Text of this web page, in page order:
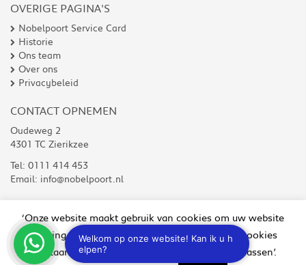
OVERIGE PAGINA'S
Nobelpoort Service Card
Historie
Ons team
Over ons
Privacybeleid
CONTACT OPNEMEN
Oudeweg 2
4301 TC Zierikzee
Tel: 0111 414 453
Email: info@nobelpoort.nl
© Copyright 2026 De Nobelpoort
‘Onze website maakt gebruik van cookies om uw website
ervaring te verbeteren. Wilt u niet alle soorten cookies
toestaan, klik dan op ‘Cookie instellingen aanpassen’.